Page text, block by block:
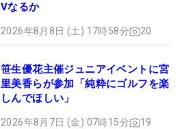
Vなるか
2026年8月8日 (土) 17時58分 20
笹生優花主催ジュニアイベントに宮
里美香らが参加「純粋にゴルフを楽
しんでほしい」
2026年8月7日 (金) 07時15分 19